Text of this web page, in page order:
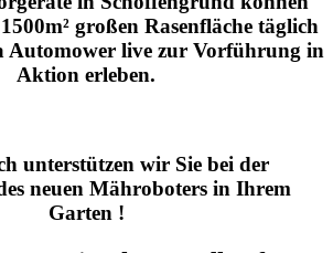
großen Rasenfläche täglich
Automower live zur Vorführung in
Aktion erleben.
unterstützen wir Sie bei der
neuen Mähroboters in Ihrem
Garten !